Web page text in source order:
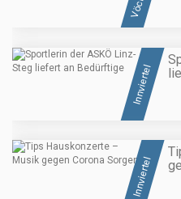
Innviertel
Innviertel